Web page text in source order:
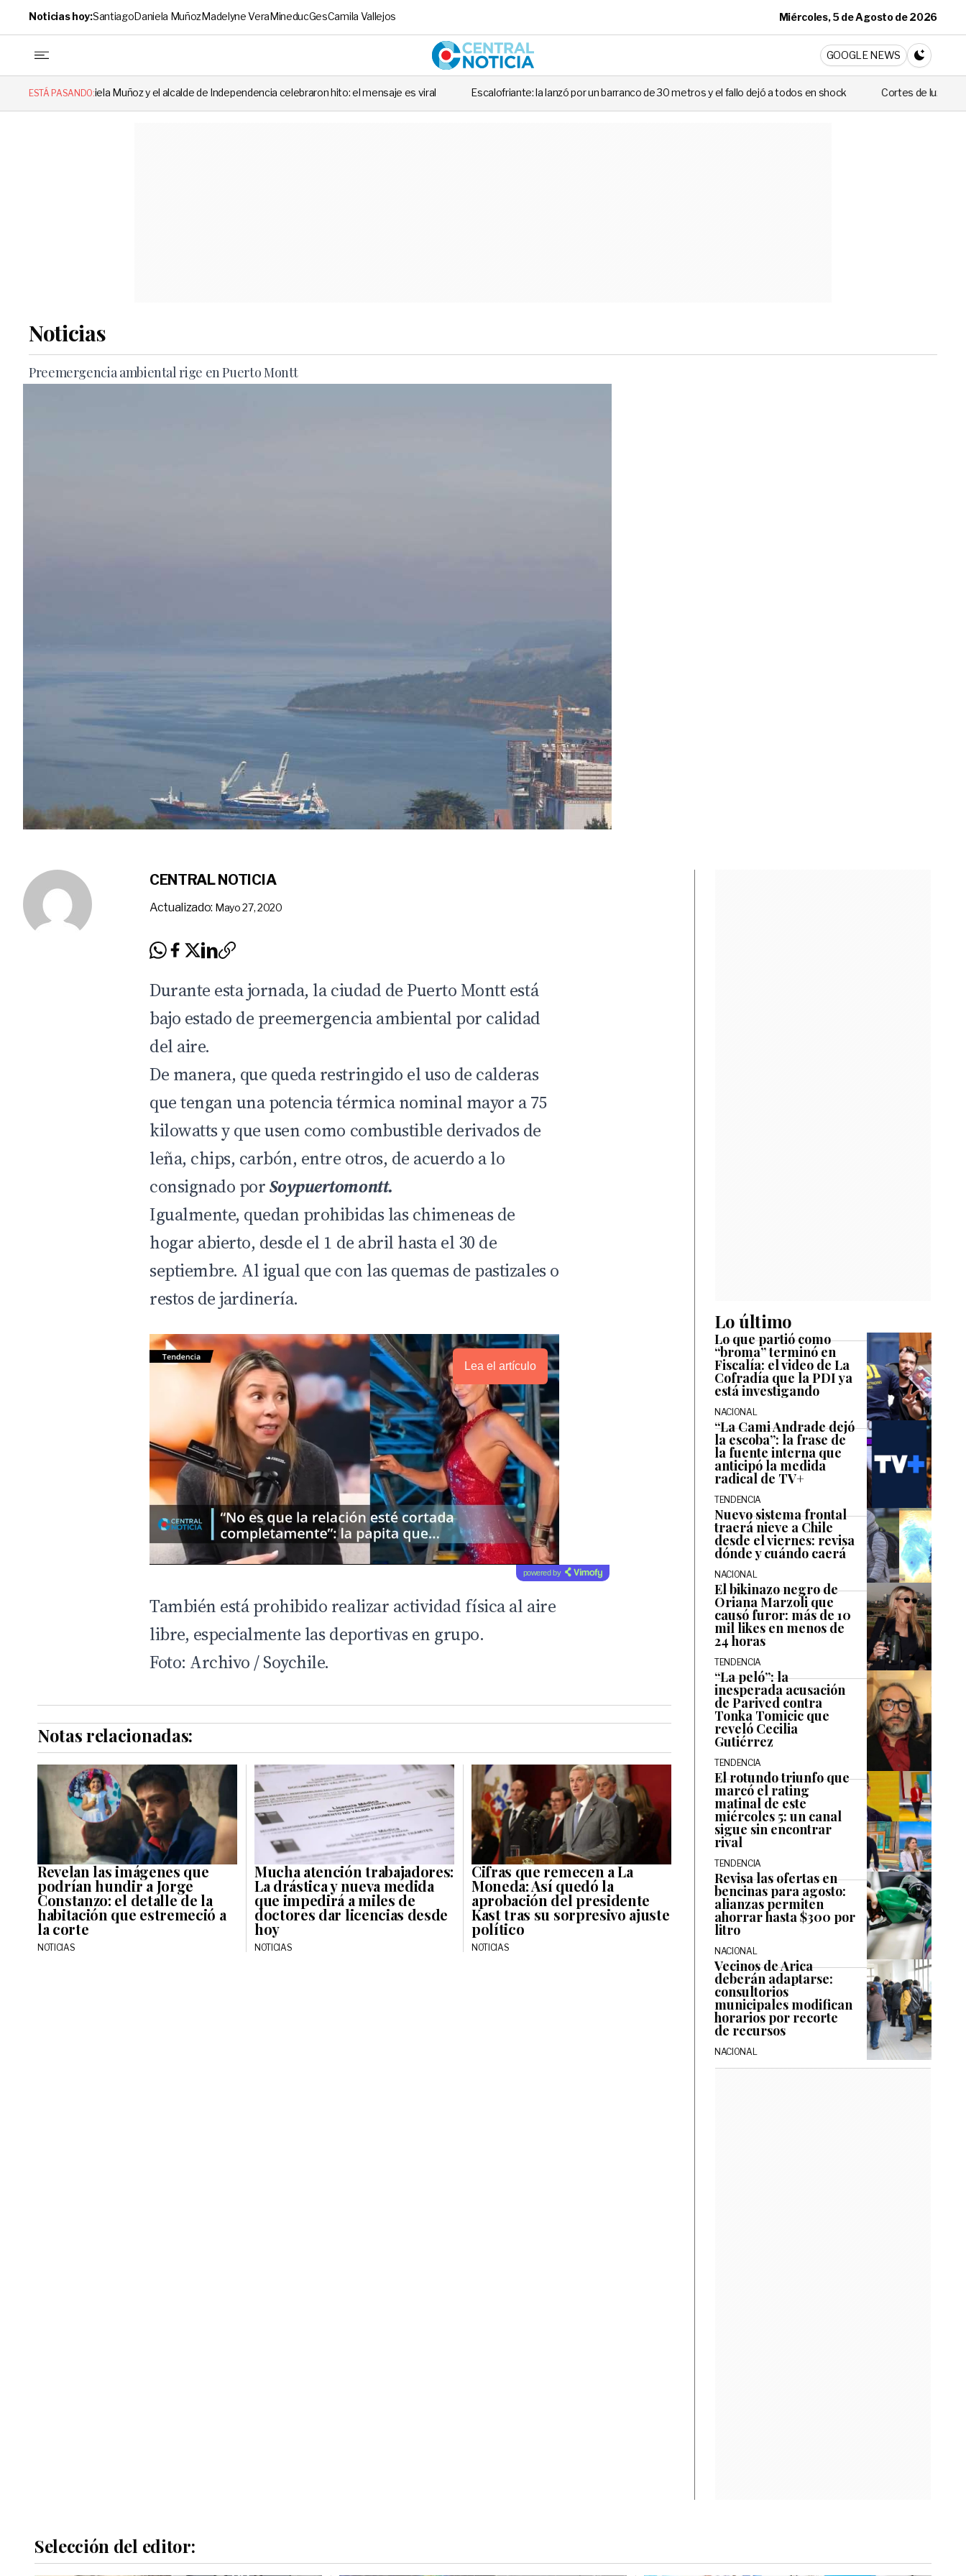
Noticias hoy:SantiagoDaniela MuñozMadelyne VeraMineducGesCamila Vallejos Miércoles, 5 de Agosto de 2026
Central Noticia
GOOGLE NEWS
CAMBIA A
ESTÁ PASANDO:
Muñoz y el alcalde de Independencia celebraron hito: el mensaje es viral Escalofriante: la lanzó por un barranco de 30 metros y el fallo dejó a todos en shock Cortes de luz de hasta 8 horas
Noticias
Preemergencia ambiental rige en Puerto Montt
CENTRAL NOTICIA
Actualizado: Mayo 27, 2020
Durante esta jornada, la ciudad de Puerto Montt está
bajo estado de preemergencia ambiental por calidad
del aire.
De manera, que queda restringido el uso de calderas
que tengan una potencia térmica nominal mayor a 75
kilowatts y que usen como combustible derivados de
leña, chips, carbón, entre otros, de acuerdo a lo
consignado porSoypuertomontt.
Igualmente, quedan prohibidas las chimeneas de
hogar abierto, desde el 1 de abril hasta el 30 de
septiembre. Al igual que con las quemas de pastizales o
restos de jardinería.
Lea el artículo
powered by
También está prohibido realizar actividad física al aire
libre, especialmente las deportivas en grupo.
Foto: Archivo / Soychile.
Notas relacionadas:
Revelan las imágenes que
podrían hundir a Jorge
Constanzo: el detalle de la
habitación que estremeció a
la corte
NOTICIAS
Mucha atención trabajadores:
La drástica y nueva medida
que impedirá a miles de
doctores dar licencias desde
hoy
NOTICIAS
Cifras que remecen a La
Moneda: Así quedó la
aprobación del presidente
Kast tras su sorpresivo ajuste
político
NOTICIAS
Lo último
Lo que partió como
“broma” terminó en
Fiscalía: el video de La
Cofradía que la PDI ya
está investigando
NACIONAL
“La Cami Andrade dejó
la escoba”: la frase de
la fuente interna que
anticipó la medida
radical de TV+
TENDENCIA
Nuevo sistema frontal
traerá nieve a Chile
desde el viernes: revisa
dónde y cuándo caerá
NACIONAL
El bikinazo negro de
Oriana Marzoli que
causó furor: más de 10
mil likes en menos de
24 horas
TENDENCIA
“La peló”: la
inesperada acusación
de Parived contra
Tonka Tomicic que
reveló Cecilia
Gutiérrez
TENDENCIA
El rotundo triunfo que
marcó el rating
matinal de este
miércoles 5: un canal
sigue sin encontrar
rival
TENDENCIA
Revisa las ofertas en
bencinas para agosto:
alianzas permiten
ahorrar hasta $300 por
litro
NACIONAL
Vecinos de Arica
deberán adaptarse:
consultorios
municipales modifican
horarios por recorte
de recursos
NACIONAL
Selección del editor: